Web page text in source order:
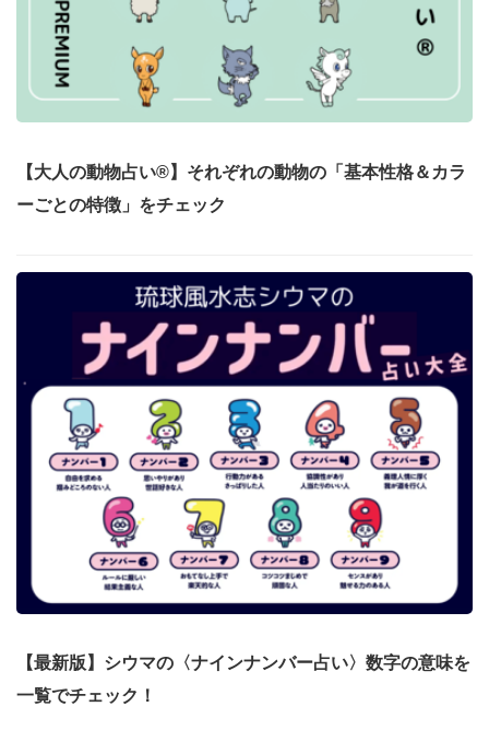
【大人の動物占い®】それぞれの動物の「基本性格＆カラ
ーごとの特徴」をチェック
【最新版】シウマの〈ナインナンバー占い〉数字の意味を
一覧でチェック！